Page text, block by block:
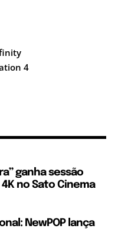
4
ganha sessão
no Sato Cinema
NewPOP lança